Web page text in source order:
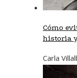
Cómo
historia
Carla